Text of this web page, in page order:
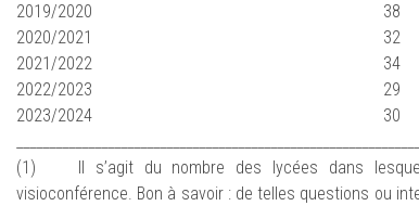
2019/
2020/
2021/
2022/
2023/
(1) Il s’agit du nombre des lycées dans
visioconférence. Bon à savoir : de telles questions ou